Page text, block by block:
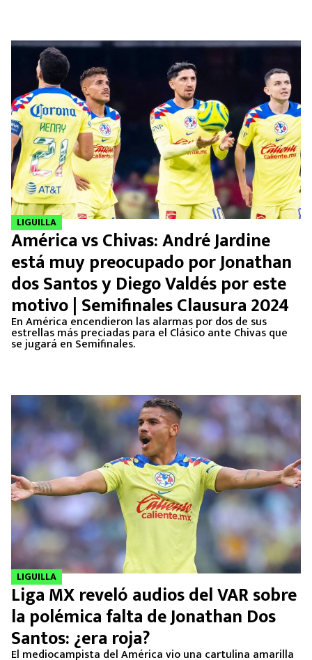
LIGUILLA
América vs Chivas: André Jardine
está muy preocupado por Jonathan
dos Santos y Diego Valdés por este
motivo | Semifinales Clausura 2024
En América encendieron las alarmas por dos de sus
estrellas más preciadas para el Clásico ante Chivas que
se jugará en Semifinales.
LIGUILLA
Liga MX reveló audios del VAR sobre
la polémica falta de Jonathan Dos
Santos: ¿era roja?
El mediocampista del América vio una cartulina amarilla